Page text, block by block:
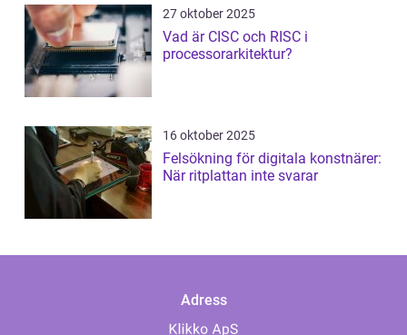
27 oktober 2025
Vad är CISC och RISC i
processorarkitektur?
16 oktober 2025
Felsökning för digitala konstnärer:
När ritplattan inte svarar
Adress